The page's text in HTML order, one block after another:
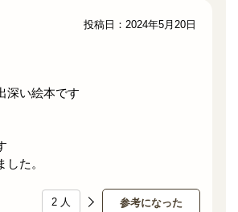
深い絵本です
た。
参考になった
2 人
投稿日：2024年5月20日